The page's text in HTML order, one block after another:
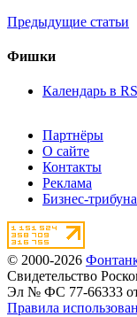
Предыдущие статьи
Фишки
Календарь в
Партнёры
О сайте
Контакты
Реклама
Бизнес-трибуна
© 2000-2026
Свидетельство
Эл № ФС 77-66333
Правила